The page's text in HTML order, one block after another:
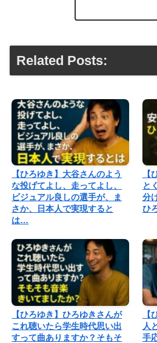
Related Posts:
【ひろゆき】大谷さんのよう
な投げてよし、走ってよし、
ビジュアル良しの選手が、ま
さか、日本人で実現すると
は…
【
と
分
ひ
【ひろゆき】ひろゆきさんが
これ聴いたら学生時代思い出
すって曲ありますか？そもそ
【
人
手